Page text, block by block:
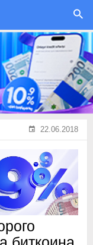
22.06.2018